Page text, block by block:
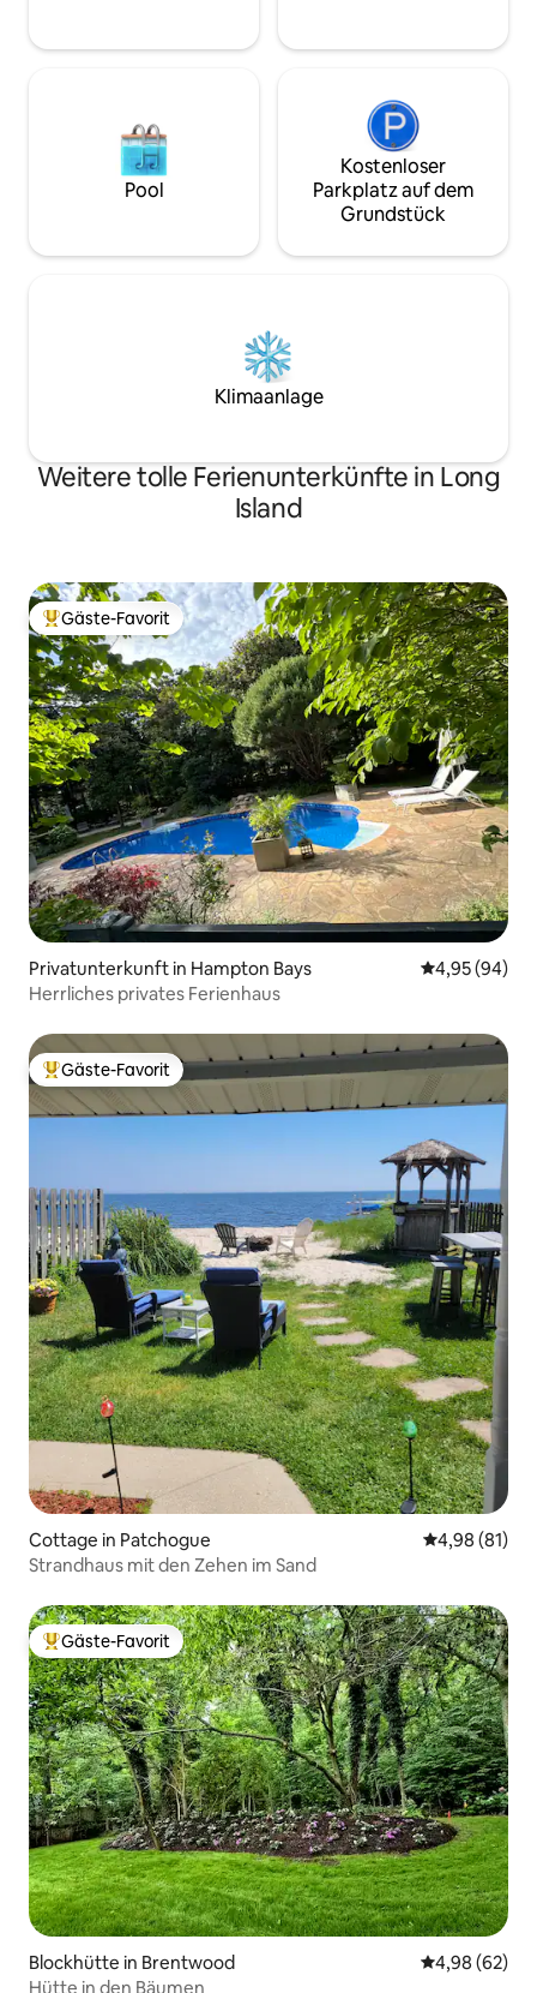
Pool
Kostenloser
Parkplatz auf dem
Grundstück
Klimaanlage
Weitere tolle Ferienunterkünfte in Long
Island
Beliebter Gäste-Favorit.
Gäste-Favorit
Privatunterkunft in Hampton Bays
4,95 (94)
Herrliches privates Ferienhaus
Beliebter Gäste-Favorit.
Gäste-Favorit
Cottage in Patchogue
4,98 (81)
Strandhaus mit den Zehen im Sand
Beliebter Gäste-Favorit.
Gäste-Favorit
Blockhütte in Brentwood
4,98 (62)
Hütte in den Bäumen